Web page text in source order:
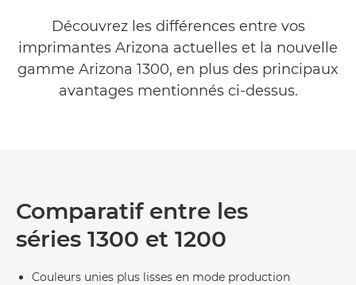
Découvrez les différences entre vos
imprimantes Arizona actuelles et la nouvelle
gamme Arizona 1300, en plus des principaux
avantages mentionnés ci-dessus.
Comparatif entre les
séries 1300 et 1200
Couleurs unies plus lisses en mode production